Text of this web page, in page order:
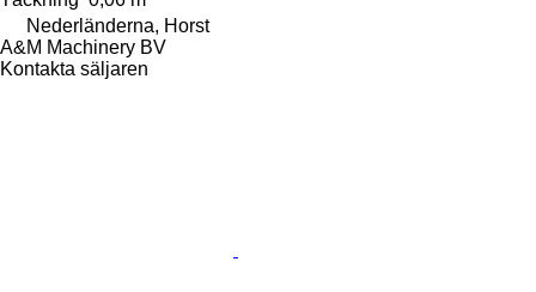
Nederländerna, Horst
A&M Machinery BV
Kontakta säljaren